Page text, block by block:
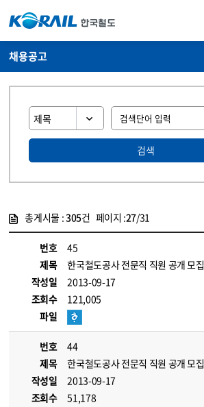
채용공고
검색
총게시물 :305건 페이지 :27/31
번호
45
제목
한국철도공사 전문직 직원 공개 모집
작성일
2013-09-17
조회수
121,005
파일
번호
44
제목
한국철도공사 전문직 직원 공개 모집
작성일
2013-09-17
조회수
51,178